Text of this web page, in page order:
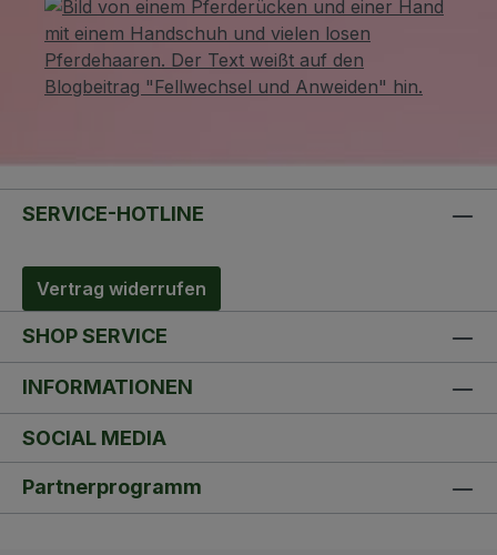
SERVICE-HOTLINE
Vertrag widerrufen
SHOP SERVICE
INFORMATIONEN
SOCIAL MEDIA
Partnerprogramm